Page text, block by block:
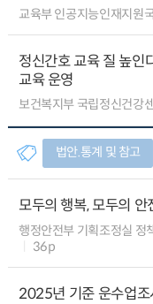
교육부 인공지능인재지원
정신간호 교육 질 높인
교육 운영
보건복지부 국립정신건강
법안.통계 및 참고
모두의 행복, 모두의
행정안전부 기획조정실 정
36p
2025년 기준 운수업조